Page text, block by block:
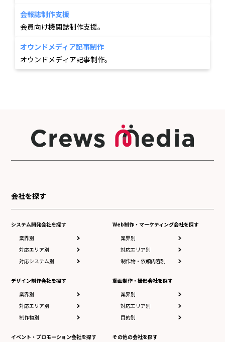
会報誌制作支援
会員向け機関誌制作支援。
オウンドメディア記事制作
オウンドメディア記事制作。
会社を探す
システム開発会社を探す
業界別
対応エリア別
対応システム別
デザイン制作会社を探す
業界別
対応エリア別
制作物別
イベント・プロモーション会社を探す
Web制作・マーケティング会社を探す
業界別
対応エリア別
制作物・依頼内容別
動画制作・撮影会社を探す
業界別
対応エリア別
目的別
その他の会社を探す